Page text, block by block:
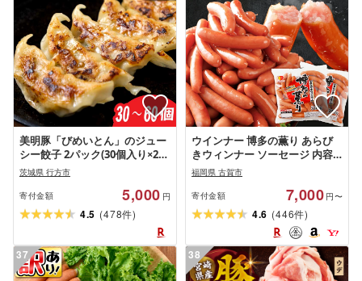
美明豚「びめいとん」のジュー
シー餃子 2パック(30個入り×2
袋)・ 1パック(30個入り)|餃子
ぎょうざ ギョウザ 美明豚 びめ
いとん 肉 肉加工品 豚肉 お肉 ジ
ューシー 茨城県 行方市(HJ-2)
茨城県 行方市
寄付金額 5,000 円
4.5 (478件)
ウインナー 博多の薫り あらび
きウィンナー ソーセージ 内容
量選べる 大満足セット 大容量
ウインナーソーセージ ランキン
グ 人気 おかず 惣菜 粗挽き お弁
当 焼肉 ソーセージ 冷蔵 おつま
み 食品 福岡
福岡県 古賀市
寄付金額 7,000 円〜
4.6 (446件)
37 38